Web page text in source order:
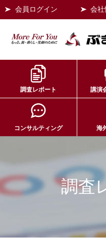
会員ログイン 会社
調査レポート 講演
コンサルティング 海
調査